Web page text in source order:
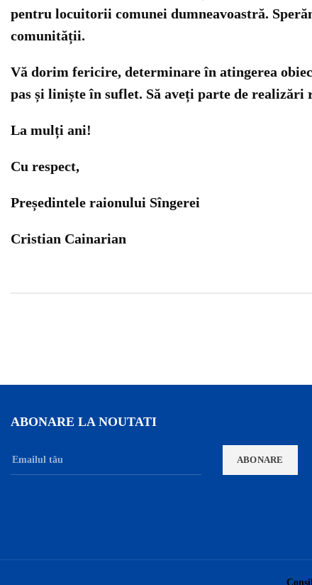
pentru locuitorii comunei dumneavoastră.
comunității.
Vă dorim fericire, determinare în atingerea
pas și liniște în suflet. Să aveți parte de realizări
La mulți ani!
Cu respect,
Președintele raionului Sîngerei
Cristian Cainarian
ABONARE LA NOUTATI